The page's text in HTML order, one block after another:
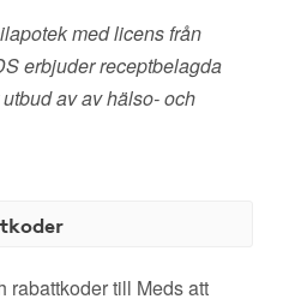
med licens från
erbjuder receptbelagda
av av hälso- och
rabattkoder till Meds att